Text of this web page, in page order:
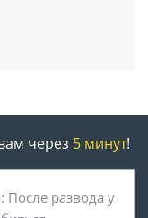
через 5 минут!